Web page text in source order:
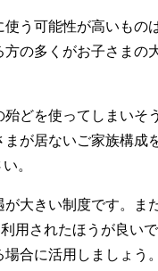
う可能性が高いも
の多くがお子さま
どを使ってしまい
が居ないご家族構
。
大きい制度です。ま
用されたほうが良い
合に活用しましょう。